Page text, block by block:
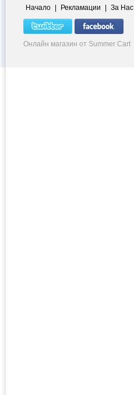
Начало | Рекламации | За Нас
Онлайн магазин от Summer Cart